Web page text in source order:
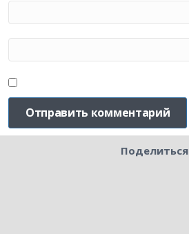
Поделиться